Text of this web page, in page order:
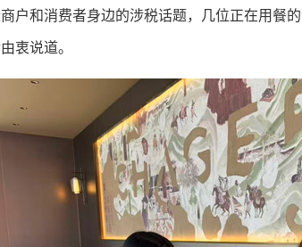
户和消费者身边的涉税话题，几位正在用餐
衷说道。